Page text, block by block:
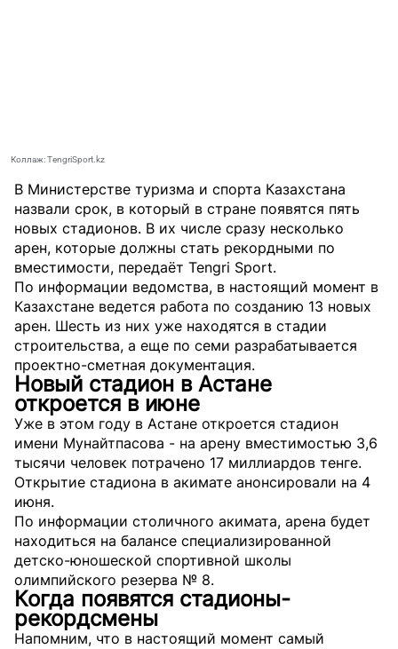
Коллаж: TengriSport.kz
В Министерстве туризма и спорта Казахстана
назвали срок, в который в стране появятся пять
новых стадионов. В их числе сразу несколько
арен, которые должны стать рекордными по
вместимости, передаёт Tengri Sport.
По информации ведомства, в настоящий момент в
Казахстане ведется работа по созданию 13 новых
арен. Шесть из них уже находятся в стадии
строительства, а еще по семи разрабатывается
проектно-сметная документация.
Новый стадион в Астане
откроется в июне
Уже в этом году в Астане откроется стадион
имени Мунайтпасова - на арену вместимостью 3,6
тысячи человек потрачено 17 миллиардов тенге.
Открытие стадиона в акимате анонсировали на 4
июня.
По информации столичного акимата, арена будет
находиться на балансе специализированной
детско-юношеской спортивной школы
олимпийского резерва № 8.
Когда появятся стадионы-
рекордсмены
Напомним, что в настоящий момент самый